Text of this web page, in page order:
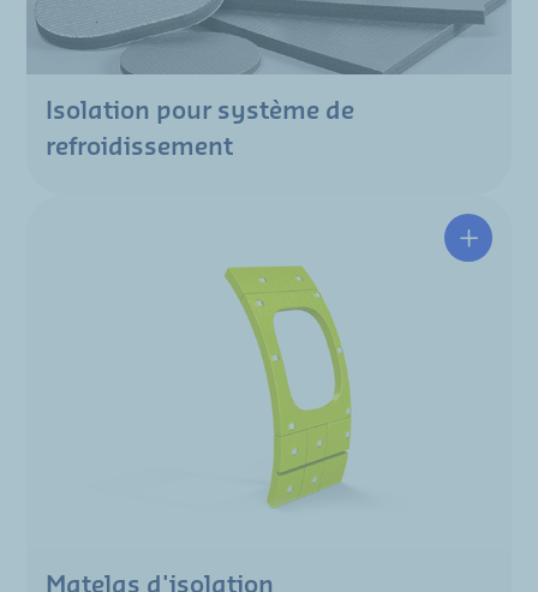
Isolation pour système de
refroidissement
Matelas d'isolation